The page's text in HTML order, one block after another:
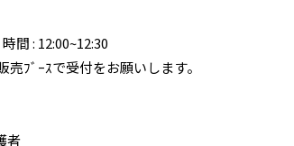
間 : 12:00~12:30
ﾌﾞｰｽで受付をお願いします。
者